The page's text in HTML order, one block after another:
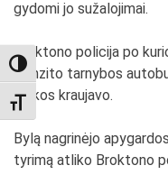
TOGGLE HIGH
TOGGLE FONT SIZE
gydomi jo sužalojimai.
Broktono policija po
tranzito tarnybos
rankos kraujavo.
Bylą nagrinėjo
tyrimą atliko Broktono